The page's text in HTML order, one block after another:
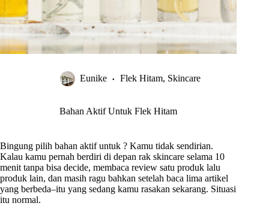
Eunike Flek Hitam, Skincare
Bahan Aktif Untuk Flek Hitam
Bingung pilih bahan aktif untuk ? Kamu tidak sendirian.
Kalau kamu pernah berdiri di depan rak skincare selama 10
menit tanpa bisa decide, membaca review satu produk lalu
produk lain, dan masih ragu bahkan setelah baca lima artikel
yang berbeda–itu yang sedang kamu rasakan sekarang. Situasi
itu normal.